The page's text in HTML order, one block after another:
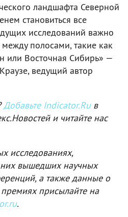
ландшафта Северной
становиться все
исследований важно
полосами, такие как
или Восточная Сибирь» —
ведущий автор
Добавьте Indicator.Ruв
и читайте нас
исследованиях,
вышедших научных
а также данные о
присылайте на
.